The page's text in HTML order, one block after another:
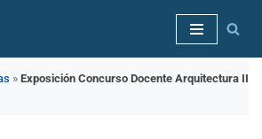
» Exposición Concurso Docente Arquitectura II